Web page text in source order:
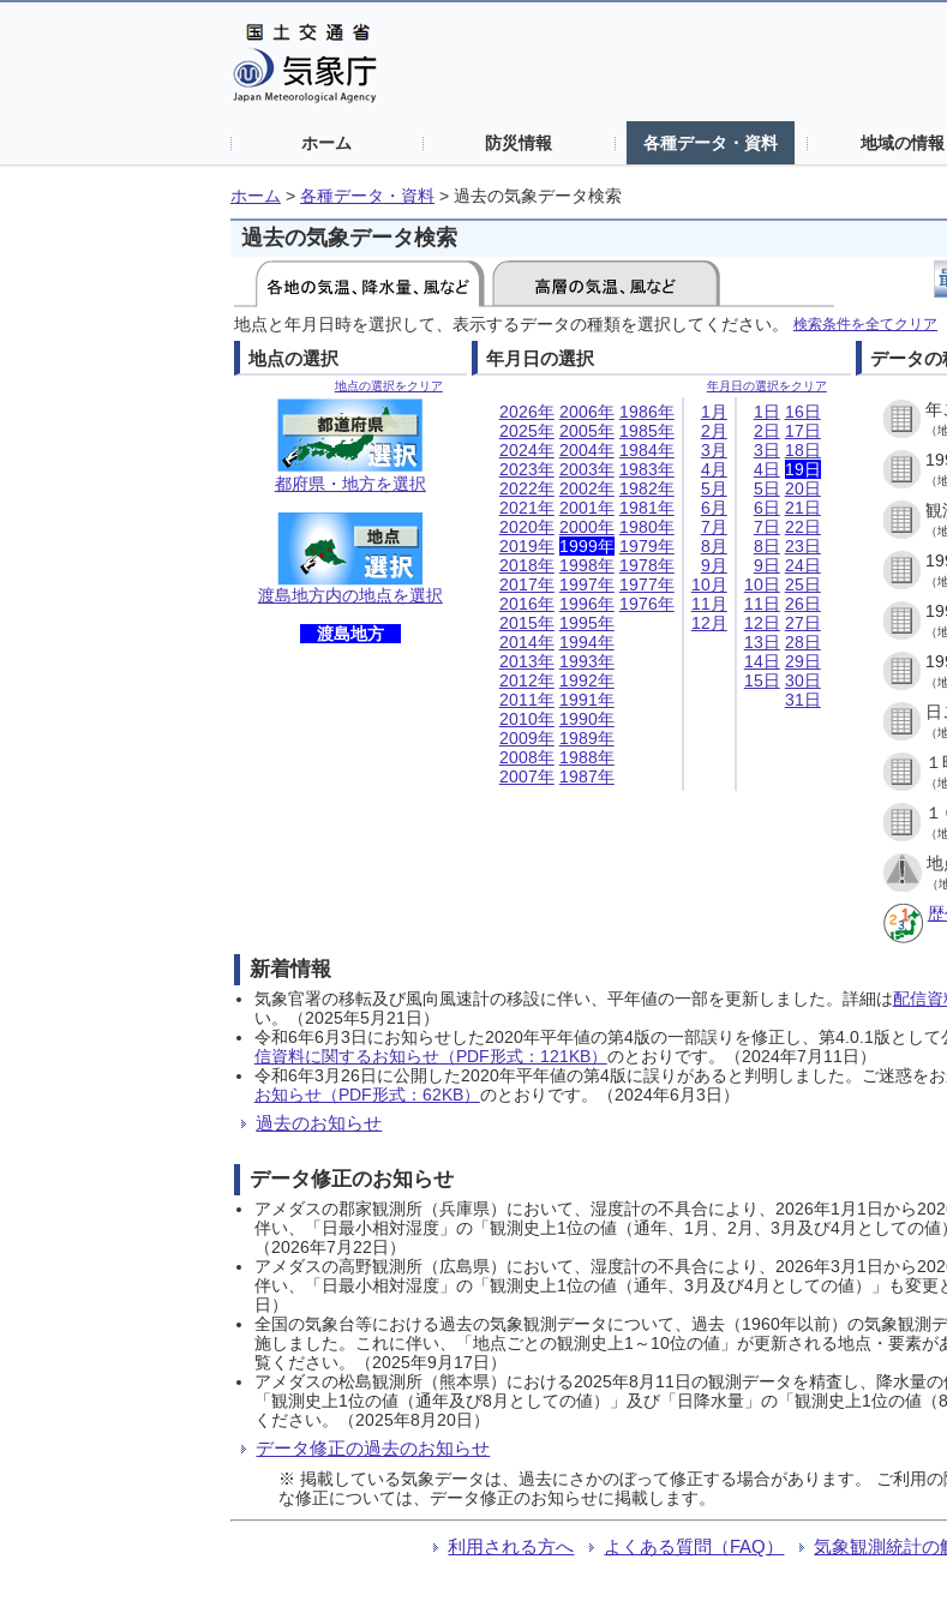
ホーム 防災情報 各種データ・資料 地域の情報
ホーム > 各種データ・資料 > 過去の気象データ検索
過去の気象データ検索
地点と年月日時を選択して、表示するデータの種類を選択してください。 検索条件を全てクリア
地点の選択
地点の選択をクリア
都府県・地方を選択
渡島地方内の地点を選択
渡島地方
年月日の選択
年月日の選択をクリア
2026年
2025年
2024年
2023年
2022年
2021年
2020年
2019年
2018年
2017年
2016年
2015年
2014年
2013年
2012年
2011年
2010年
2009年
2008年
2007年
2006年
2005年
2004年
2003年
2002年
2001年
2000年
1999年
1998年
1997年
1996年
1995年
1994年
1993年
1992年
1991年
1990年
1989年
1988年
1987年
1986年
1985年
1984年
1983年
1982年
1981年
1980年
1979年
1978年
1977年
1976年
1月
2月
3月
4月
5月
6月
7月
8月
9月
10月
11月
12月
1日
2日
3日
4日
5日
6日
7日
8日
9日
10日
11日
12日
13日
14日
15日
16日
17日
18日
19日
20日
21日
22日
23日
24日
25日
26日
27日
28日
29日
30日
31日
データの
年
（
（
観
（
（
（
（
（
（
（
地
（
新着情報
気象官署の移転及び風向風速計の移設に伴い、平年値の一部を更新しました。詳細は配信資
い。（2025年5月21日）
令和6年6月3日にお知らせした2020年平年値の第4版の一部誤りを修正し、第4.0.1版とし
信資料に関するお知らせ（PDF形式：121KB） のとおりです。（2024年7月11日）
令和6年3月26日に公開した2020年平年値の第4版に誤りがあると判明しました。ご迷惑を
お知らせ（PDF形式：62KB） のとおりです。（2024年6月3日）
過去のお知らせ
データ修正のお知らせ
アメダスの郡家観測所（兵庫県）において、湿度計の不具合により、2026年1月1日から
伴い、「日最小相対湿度」の「観測史上1位の値（通年、1月、2月、3月及び4月としての値
（2026年7月22日）
アメダスの高野観測所（広島県）において、湿度計の不具合により、2026年3月1日から
伴い、「日最小相対湿度」の「観測史上1位の値（通年、3月及び4月としての値）」も変
日）
全国の気象台等における過去の気象観測データについて、過去（1960年以前）の気象観測
施しました。これに伴い、「地点ごとの観測史上1～10位の値」が更新される地点・要素が
覧ください。（2025年9月17日）
アメダスの松島観測所（熊本県）における2025年8月11日の観測データを精査し、降水量
「観測史上1位の値（通年及び8月としての値）」及び「日降水量」の「観測史上1位の値
ください。（2025年8月20日）
データ修正の過去のお知らせ
※ 掲載している気象データは、過去にさかのぼって修正する場合があります。 ご利用
な修正については、データ修正のお知らせに掲載します。
利用される方へ よくある質問（FAQ） 気象観測統計の